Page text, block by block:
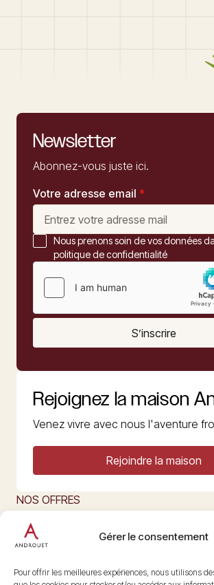
Gérer le consentement
Pour offrir les meilleures expériences, nous utilisons
Newsletter
Abonnez-vous juste ici.
Votre adresse email *
Nous prenons soin de vos données
politique de confidentialité
S’inscrire
Rejoignez la maison
Venez vivre avec nous l'aventure
Rejoindre la maison
NOS OFFRES
L’ART DU FROMAGE
Nous suivre
@maisonandrouet